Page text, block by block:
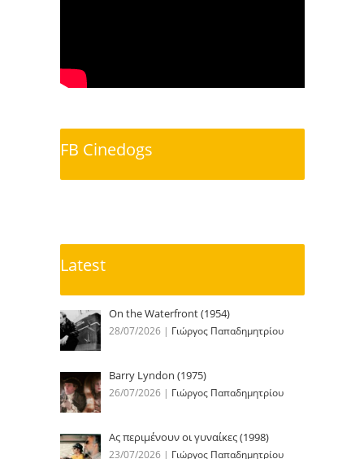
FB Cinedogs
Latest
On the Waterfront (1954)
28/07/2026 | Γιώργος Παπαδημητρίου
Barry Lyndon (1975)
26/07/2026 | Γιώργος Παπαδημητρίου
Ας περιμένουν οι γυναίκες (1998)
23/07/2026 | Γιώργος Παπαδημητρίου